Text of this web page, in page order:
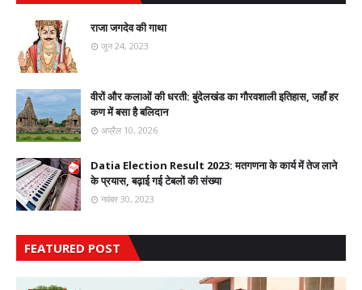
राजा जगदेव की गाथा
जून 24, 2023
वीरों और कलाओं की धरती: बुंदेलखंड का गौरवशाली इतिहास, जहाँ हर
कण में बसा है बलिदान
अप्रैल 10, 2026
Datia Election Result 2023: मतगणना के कार्य में तेज लाने
के प्रयास, बढ़ाई गई टेबलों की संख्या
नवंबर 30, 2023
FEATURED POST